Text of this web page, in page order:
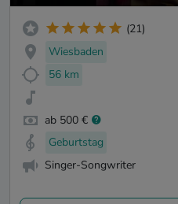
(21)
Wiesbaden
56 km
ab 500 €
Geburtstag
Singer-Songwriter